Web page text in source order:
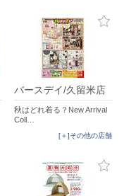
バースデイ/久留米店
秋はどれ着る？New Arrival
Coll…
[＋]その他の店舗